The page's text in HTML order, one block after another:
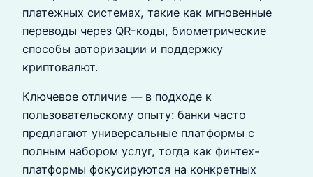
платежных системах, такие как мгновенные
переводы через QR-коды, биометрические
способы авторизации и поддержку
криптовалют.
Ключевое отличие — в подходе к
пользовательскому опыту: банки часто
предлагают универсальные платформы с
полным набором услуг, тогда как финтех-
платформы фокусируются на конкретных